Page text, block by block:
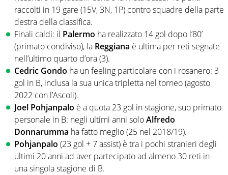
raccolti in 19 gare (15V, 3N, 1P) contro squadre della parte
destra della classifica.
Finali caldi: il Palermo ha realizzato 14 gol dopo l’80’
(primato condiviso), la Reggiana è ultima per reti segnate
nell’ultimo quarto d’ora (3).
Cedric Gondo ha un feeling particolare con i rosanero: 3
gol in B, inclusa la sua unica tripletta nel torneo (agosto
2022 con l’Ascoli).
Joel Pohjanpalo è a quota 23 gol in stagione, suo primato
personale in B: negli ultimi anni soloAlfredo
Donnarumma ha fatto meglio (25 nel 2018/19).
Pohjanpalo (23 gol + 7 assist) è tra i pochi stranieri degli
ultimi 20 anni ad aver partecipato ad almeno 30 reti in
una singola stagione di B.